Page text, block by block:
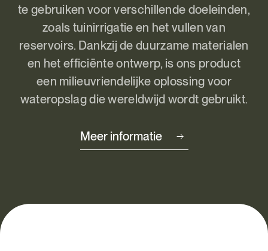
te gebruiken voor verschillende doeleinden,
zoals tuinirrigatie en het vullen van
reservoirs. Dankzij de duurzame materialen
en het efficiënte ontwerp, is ons product
een milieuvriendelijke oplossing voor
wateropslag die wereldwijd wordt gebruikt.
Meer informatie